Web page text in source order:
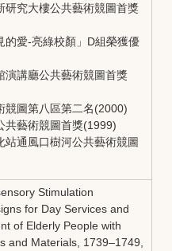
研究大樓公共藝術競圖首獎
的愛-亮綠校顏」D組榮獲優
演講廳公共藝術競圖首獎
競圖第八區第二名(2000)
共藝術競圖首獎(1999)
站通風口樹河公共藝術競圖
Stimulation
for Day Services and
of Elderly People with
and Materials, 1739–1749,